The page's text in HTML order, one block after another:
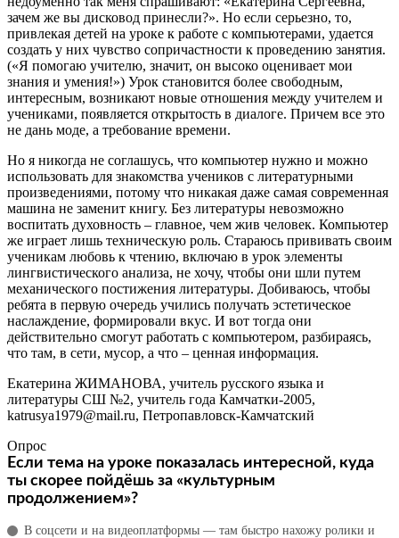
зачем же вы дисковод принесли?». Но если серьезно, то,
привлекая детей на уроке к работе с компьютерами, удается
создать у них чувство сопричастности к проведению занятия.
(«Я помогаю учителю, значит, он высоко оценивает мои
знания и умения!») Урок становится более свободным,
интересным, возникают новые отношения между учителем и
учениками, появляется открытость в диалоге. Причем все это
не дань моде, а требование времени.
Но я никогда не соглашусь, что компьютер нужно и можно
использовать для знакомства учеников с литературными
произведениями, потому что никакая даже самая современная
машина не заменит книгу. Без литературы невозможно
воспитать духовность – главное, чем жив человек. Компьютер
же играет лишь техническую роль. Стараюсь прививать своим
ученикам любовь к чтению, включаю в урок элементы
лингвистического анализа, не хочу, чтобы они шли путем
механического постижения литературы. Добиваюсь, чтобы
ребята в первую очередь учились получать эстетическое
наслаждение, формировали вкус. И вот тогда они
действительно смогут работать с компьютером, разбираясь,
что там, в сети, мусор, а что – ценная информация.
Екатерина ЖИМАНОВА, учитель русского языка и
литературы СШ №2, учитель года Камчатки-2005,
katrusya1979@mail.ru, Петропавловск-Камчатский
Опрос
Если тема на уроке показалась интересной, куда
ты скорее пойдёшь за «культурным
продолжением»?
В соцсети и на видеоплатформы — там быстро нахожу ролики и